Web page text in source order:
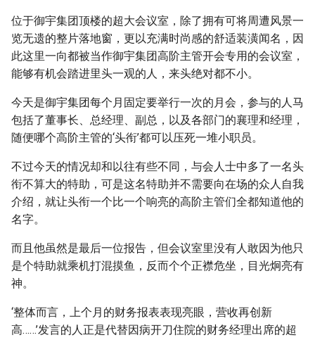
位于御宇集团顶楼的超大会议室，除了拥有可将周遭风景一
览无遗的整片落地窗，更以充满时尚感的舒适装潢闻名，因
此这里一向都被当作御宇集团高阶主管开会专用的会议室，
能够有机会踏进里头一观的人，来头绝对都不小。
今天是御宇集团每个月固定要举行一次的月会，参与的人马
包括了董事长、总经理、副总，以及各部门的襄理和经理，
随便哪个高阶主管的‘头衔’都可以压死一堆小职员。
不过今天的情况却和以往有些不同，与会人士中多了一名头
衔不算大的特助，可是这名特助并不需要向在场的众人自我
介绍，就让头衔一个比一个响亮的高阶主管们全都知道他的
名字。
而且他虽然是最后一位报告，但会议室里没有人敢因为他只
是个特助就乘机打混摸鱼，反而个个正襟危坐，目光炯亮有
神。
‘整体而言，上个月的财务报表表现亮眼，营收再创新
高……’发言的人正是代替因病开刀住院的财务经理出席的超